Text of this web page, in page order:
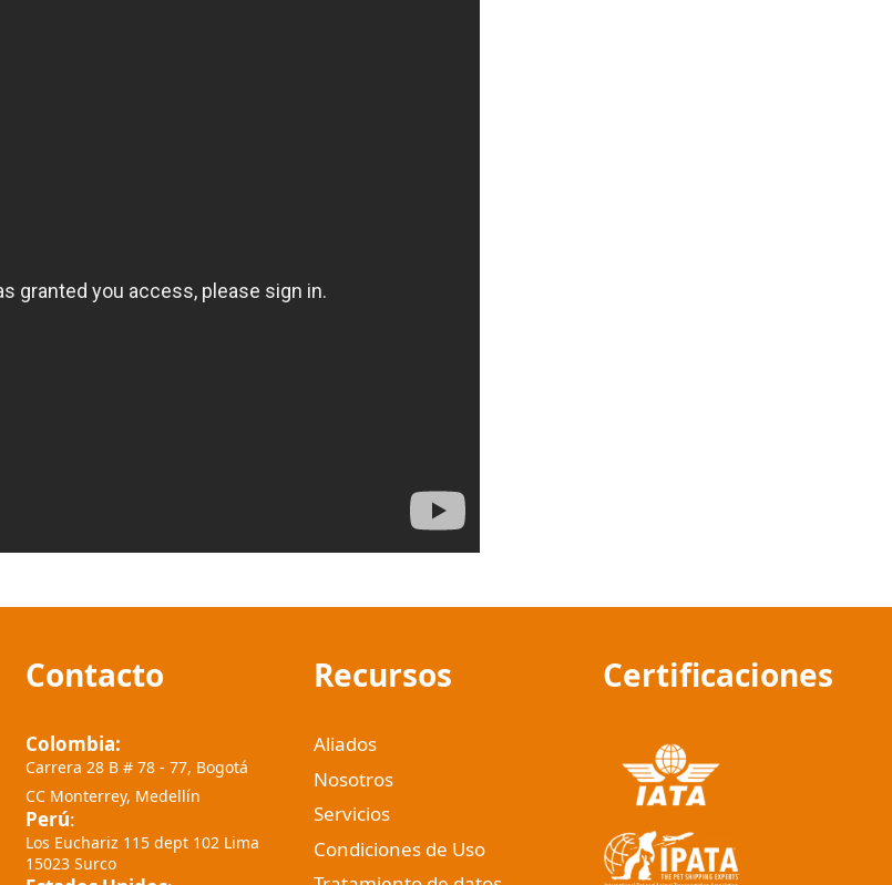
Contacto
Colombia:
Carrera 28 B # 78 - 77, Bogotá
CC Monterrey, Medellín
Perú:
Los Euchariz 115 dept 102 Lima
15023 Surco
Recursos
Aliados
Nosotros
Servicios
Condiciones de Uso
Certificaciones